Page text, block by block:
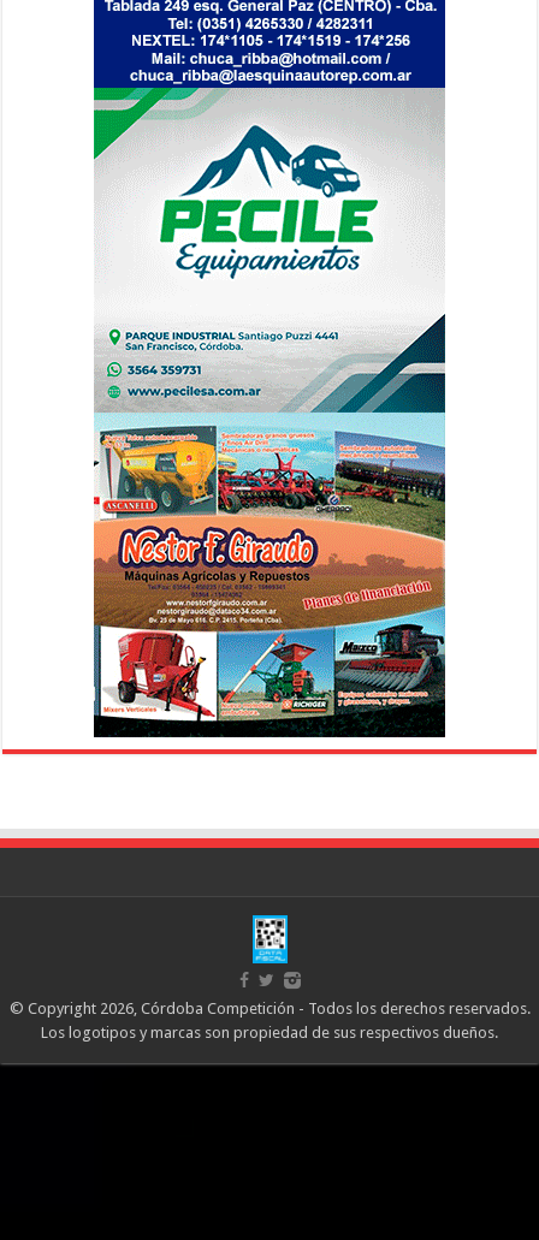
© Copyright 2026, Córdoba Competición - Todos los derechos reservados.
Los logotipos y marcas son propiedad de sus respectivos dueños.